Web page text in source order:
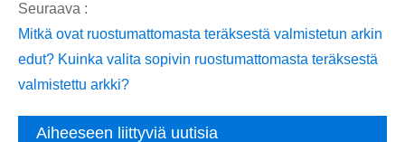
Seuraava :
Mitkä ovat ruostumattomasta teräksestä valmistetun arkin
edut? Kuinka valita sopivin ruostumattomasta teräksestä
valmistettu arkki?
Aiheeseen liittyviä uutisia